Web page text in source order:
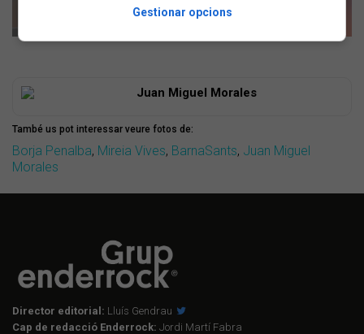
Juan Miguel Morales
També us pot interessar veure fotos de:
Borja Penalba, Mireia Vives, BarnaSants, Juan Miguel
Morales
Director editorial: Lluís Gendrau
Cap de redacció Enderrock: Jordi Martí Fabra
Gestionar opcions